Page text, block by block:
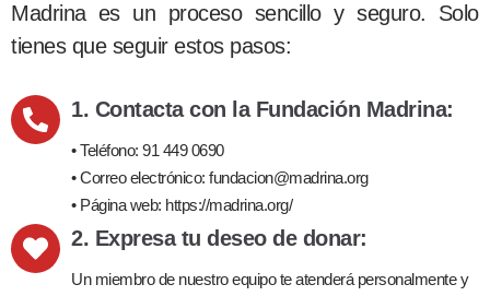
Madrina es un proceso sencillo y seguro. Solo
tienes que seguir estos pasos:
1. Contacta con la Fundación Madrina:
• Teléfono: 91 449 0690
• Correo electrónico: fundacion@madrina.org
• Página web: https://madrina.org/
2. Expresa tu deseo de donar:
Un miembro de nuestro equipo te atenderá personalmente y